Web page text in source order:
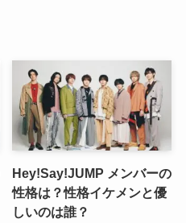
Hey!Say!JUMP メンバーの
性格は？性格イケメンと優
しいのは誰？